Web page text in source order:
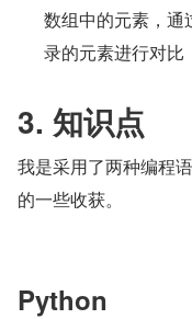
数组中的元素，通
录的元素进行对比
3. 知识点
我是采用了两种编程
的一些收获。
Python